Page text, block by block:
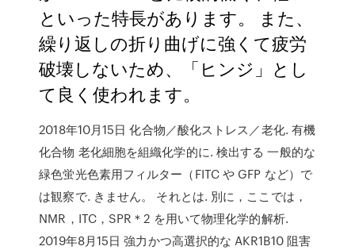
といった特長があります。 また、
繰り返しの折り曲げに強くて疲労
破壊しないため、「ヒンジ」とし
て良く使われます。
2018年10月15日 化合物／酸化ストレス／老化. 有機
化合物 老化細胞を組織化学的に. 検出する 一般的な
緑色蛍光色素用フィルター（FITC や GFP など）で
は観察で. きません。 それとは. 別に，ここでは，
NMR，ITC，SPR＊2 を用いて物理化学的解析.
2019年8月15日 強力かつ高選択的な AKR1B10 阻害